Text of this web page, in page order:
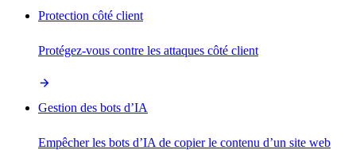
Protection côté client
Protégez-vous contre les attaques côté client
Gestion des bots d’IA
Empêcher les bots d’IA de copier le contenu d’un site web